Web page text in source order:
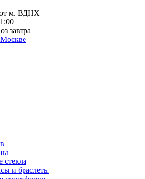
м. ВДНХ
завтра
Москве
стекла
и браслеты